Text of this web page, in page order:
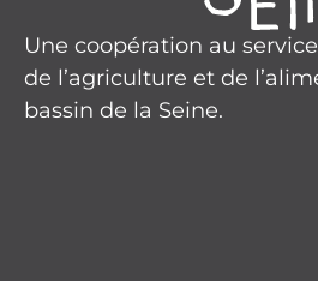
Une coopération au
de l’agriculture et de
bassin de la Seine.